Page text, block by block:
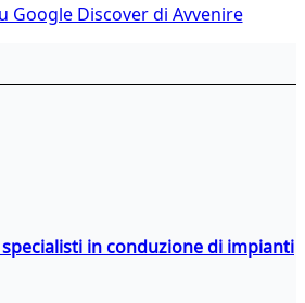
Google Discover di Avvenire
in conduzione di impianti